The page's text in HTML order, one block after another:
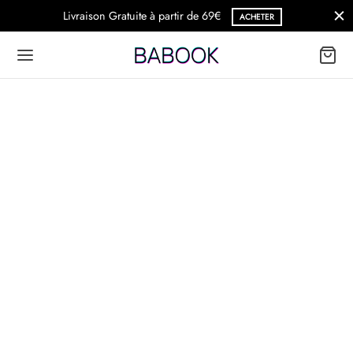
Livraison Gratuite à partir de 69€ ACHETER